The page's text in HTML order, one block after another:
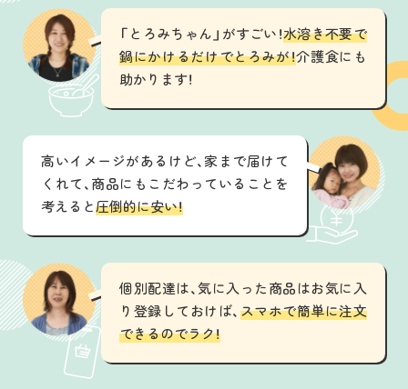
「とろみちゃん」がすごい！水溶き不要で
鍋にかけるだけでとろみが！介護食にも
助かります！
高いイメージがあるけど、家まで届けて
くれて、商品にもこだわっていることを
考えると圧倒的に安い！
個別配達は、気に入った商品はお気に入
り登録しておけば、 スマホで簡単に注文
できるのでラク！